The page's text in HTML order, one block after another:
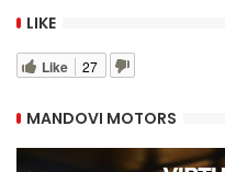
LIKE
Like 27
MANDOVI MOTORS